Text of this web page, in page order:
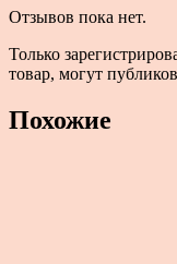
Отзывов пока нет.
Только
товар, могут
Похожие